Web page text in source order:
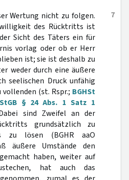
7
Wertung nicht zu folgen.
des Rücktritts ist
Sicht des Täters ein für
vorlag oder ob er Herr
ist; sie ist deshalb zu
weder durch eine äußere
seelischen Druck unfähig
(st. Rspr.; BGHSt
StGB § 24 Abs. 1 Satz 1
sind Zweifel an der
grundsätzlich zu
zu lösen (BGHR aaO
äußere Umstände den
haben, weiter auf
hat auch das